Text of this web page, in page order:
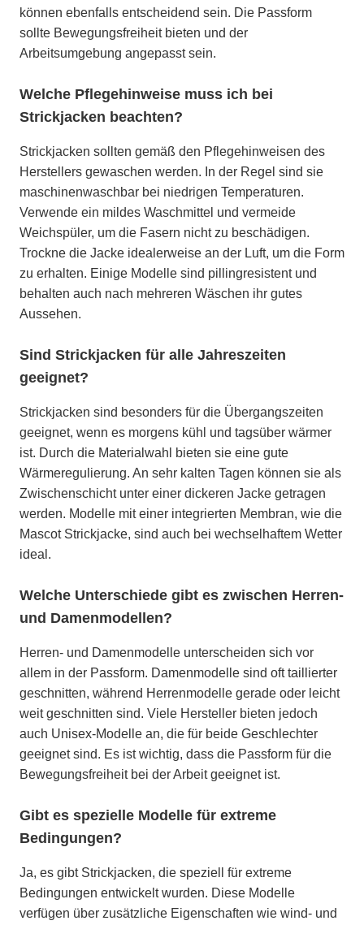
können ebenfalls entscheidend sein. Die Passform
sollte Bewegungsfreiheit bieten und der
Arbeitsumgebung angepasst sein.
Welche Pflegehinweise muss ich bei
Strickjacken beachten?
Strickjacken sollten gemäß den Pflegehinweisen des
Herstellers gewaschen werden. In der Regel sind sie
maschinenwaschbar bei niedrigen Temperaturen.
Verwende ein mildes Waschmittel und vermeide
Weichspüler, um die Fasern nicht zu beschädigen.
Trockne die Jacke idealerweise an der Luft, um die Form
zu erhalten. Einige Modelle sind pillingresistent und
behalten auch nach mehreren Wäschen ihr gutes
Aussehen.
Sind Strickjacken für alle Jahreszeiten
geeignet?
Strickjacken sind besonders für die Übergangszeiten
geeignet, wenn es morgens kühl und tagsüber wärmer
ist. Durch die Materialwahl bieten sie eine gute
Wärmeregulierung. An sehr kalten Tagen können sie als
Zwischenschicht unter einer dickeren Jacke getragen
werden. Modelle mit einer integrierten Membran, wie die
Mascot Strickjacke, sind auch bei wechselhaftem Wetter
ideal.
Welche Unterschiede gibt es zwischen Herren-
und Damenmodellen?
Herren- und Damenmodelle unterscheiden sich vor
allem in der Passform. Damenmodelle sind oft taillierter
geschnitten, während Herrenmodelle gerade oder leicht
weit geschnitten sind. Viele Hersteller bieten jedoch
auch Unisex-Modelle an, die für beide Geschlechter
geeignet sind. Es ist wichtig, dass die Passform für die
Bewegungsfreiheit bei der Arbeit geeignet ist.
Gibt es spezielle Modelle für extreme
Bedingungen?
Ja, es gibt Strickjacken, die speziell für extreme
Bedingungen entwickelt wurden. Diese Modelle
verfügen über zusätzliche Eigenschaften wie wind- und